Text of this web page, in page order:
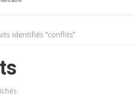
identifiés “conflits”
Trié